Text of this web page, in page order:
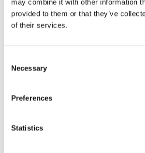
may combine it with other information
provided to them or that they’ve
of their services.
Selection
Necessary
Preferences
Statistics
esemény